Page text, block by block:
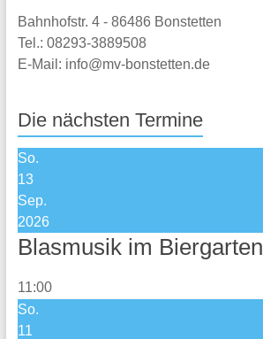
Bahnhofstr. 4 - 86486 Bonstetten
Tel.: 08293-3889508
E-Mail: info@mv-bonstetten.de
Die nächsten Termine
So.
13
Sep.
2026
Blasmusik im Biergarten
11:00
So.
11